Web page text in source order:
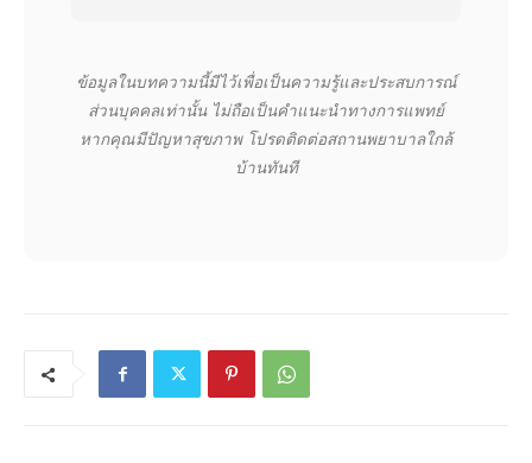
ข้อมูลในบทความนี้มีไว้เพื่อเป็นความรู้และประสบการณ์
ส่วนบุคคลเท่านั้น ไม่ถือเป็นคำแนะนำทางการแพทย์
หากคุณมีปัญหาสุขภาพ โปรดติดต่อสถานพยาบาลใกล้
บ้านทันที